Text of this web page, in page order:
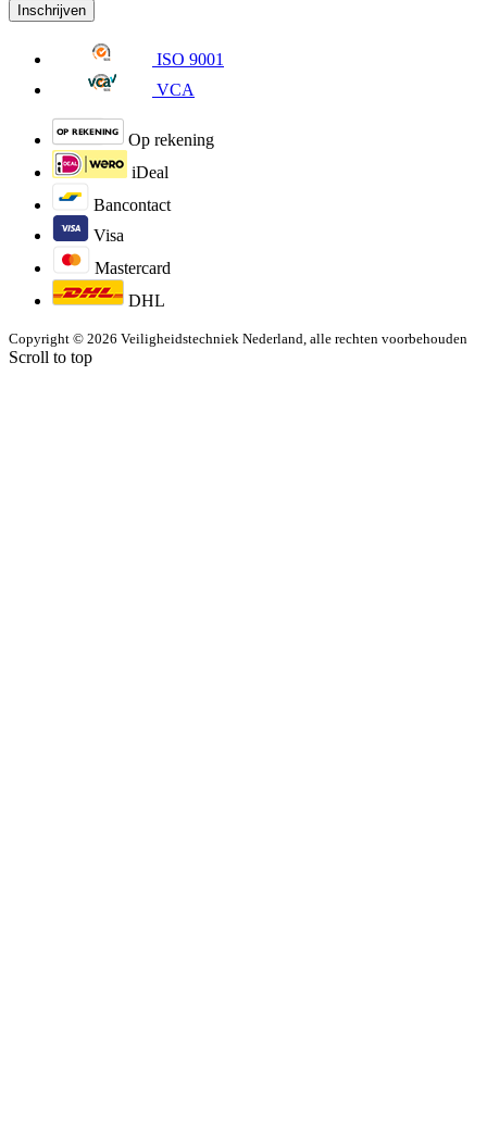
Inschrijven
ISO 9001
VCA
Op rekening
iDeal
Bancontact
Visa
Mastercard
DHL
Copyright © 2026 Veiligheidstechniek Nederland, alle rechten voorbehouden
Scroll to top